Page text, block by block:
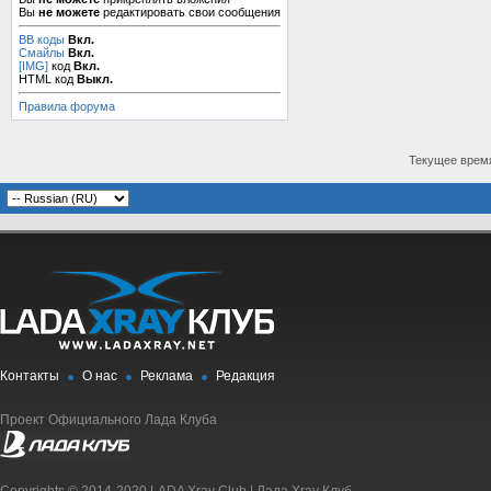
Вы не можете редактировать свои сообщения
BB коды Вкл.
Смайлы Вкл.
[IMG] код Вкл.
HTML код Выкл.
Правила форума
Текущее
Контакты О нас Реклама Редакция
Проект Официального Лада Клуба